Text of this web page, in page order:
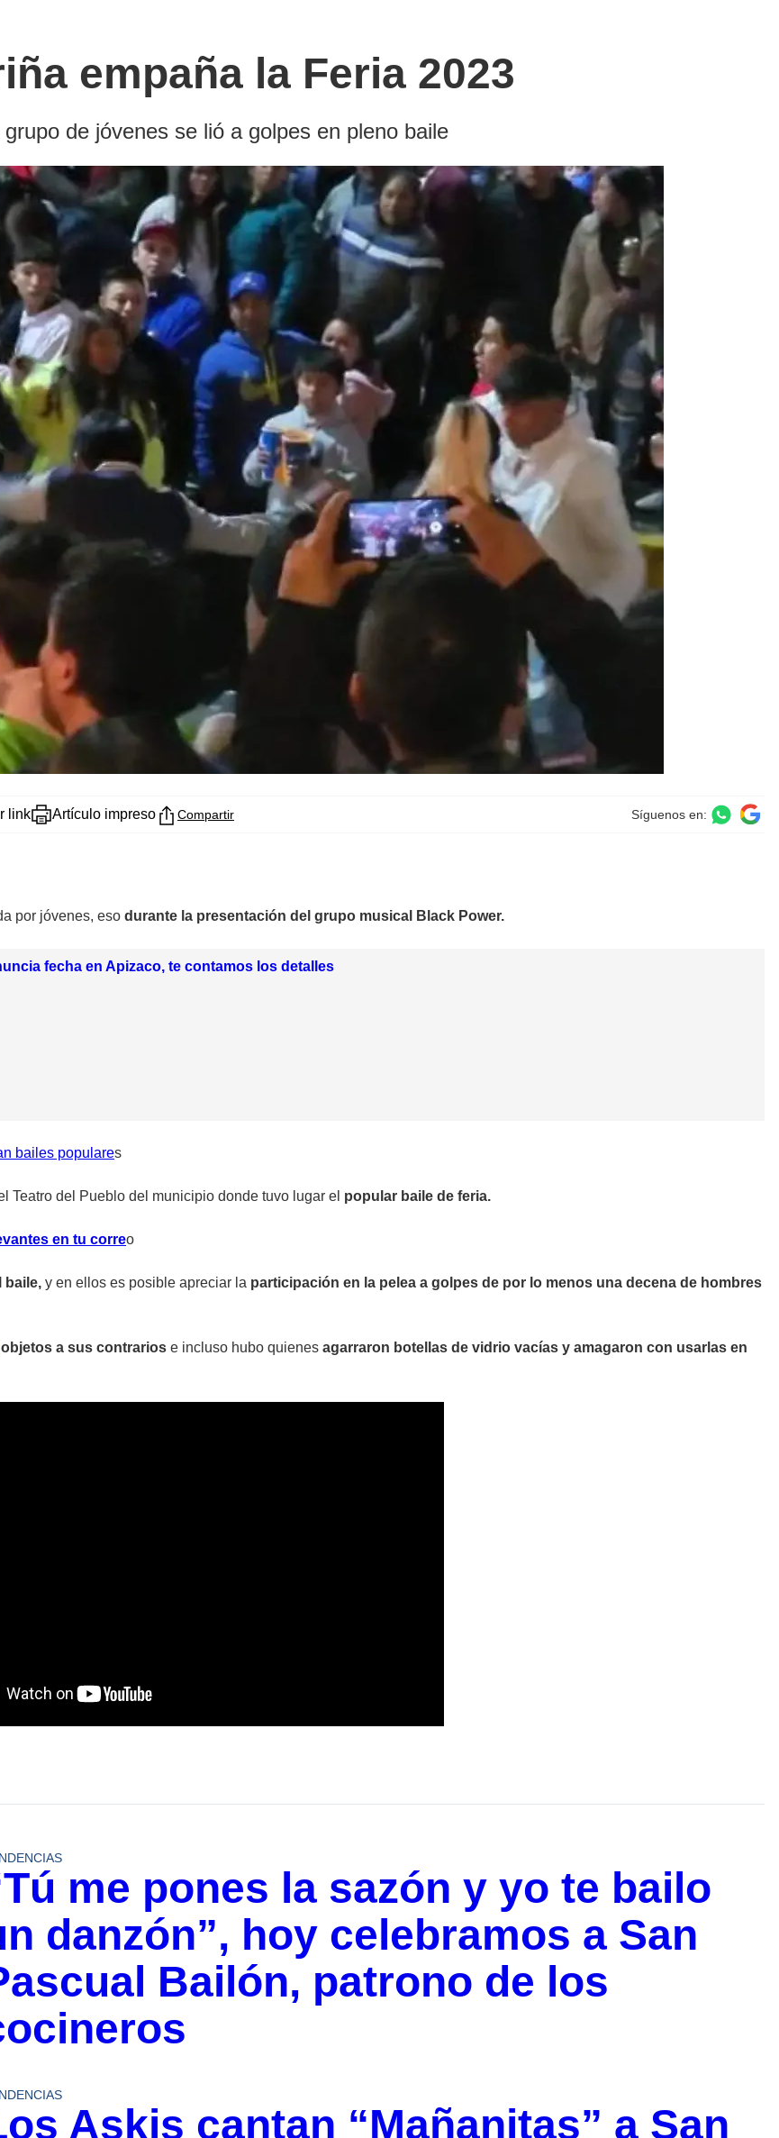
empaña la Feria 2023
de jóvenes se lió a golpes en pleno baile
link Artículo impreso Compartir Síguenos en:
por jóvenes, eso durante la presentación del grupo musical Black Power.
fecha en Apizaco, te contamos los detalles
bailes populares
Teatro del Pueblo del municipio donde tuvo lugar el popular baile de feria.
en tu correo
baile, y en ellos es posible apreciar la participación en la pelea a golpes de por lo menos una decena de hombres
objetos a sus contrarios e incluso hubo quienes agarraron botellas de vidrio vacías y amagaron con usarlas en
me pones la sazón y yo te bailo
danzón”, hoy celebramos a San
Bailón, patrono de los
Askis cantan “Mañanitas” a San